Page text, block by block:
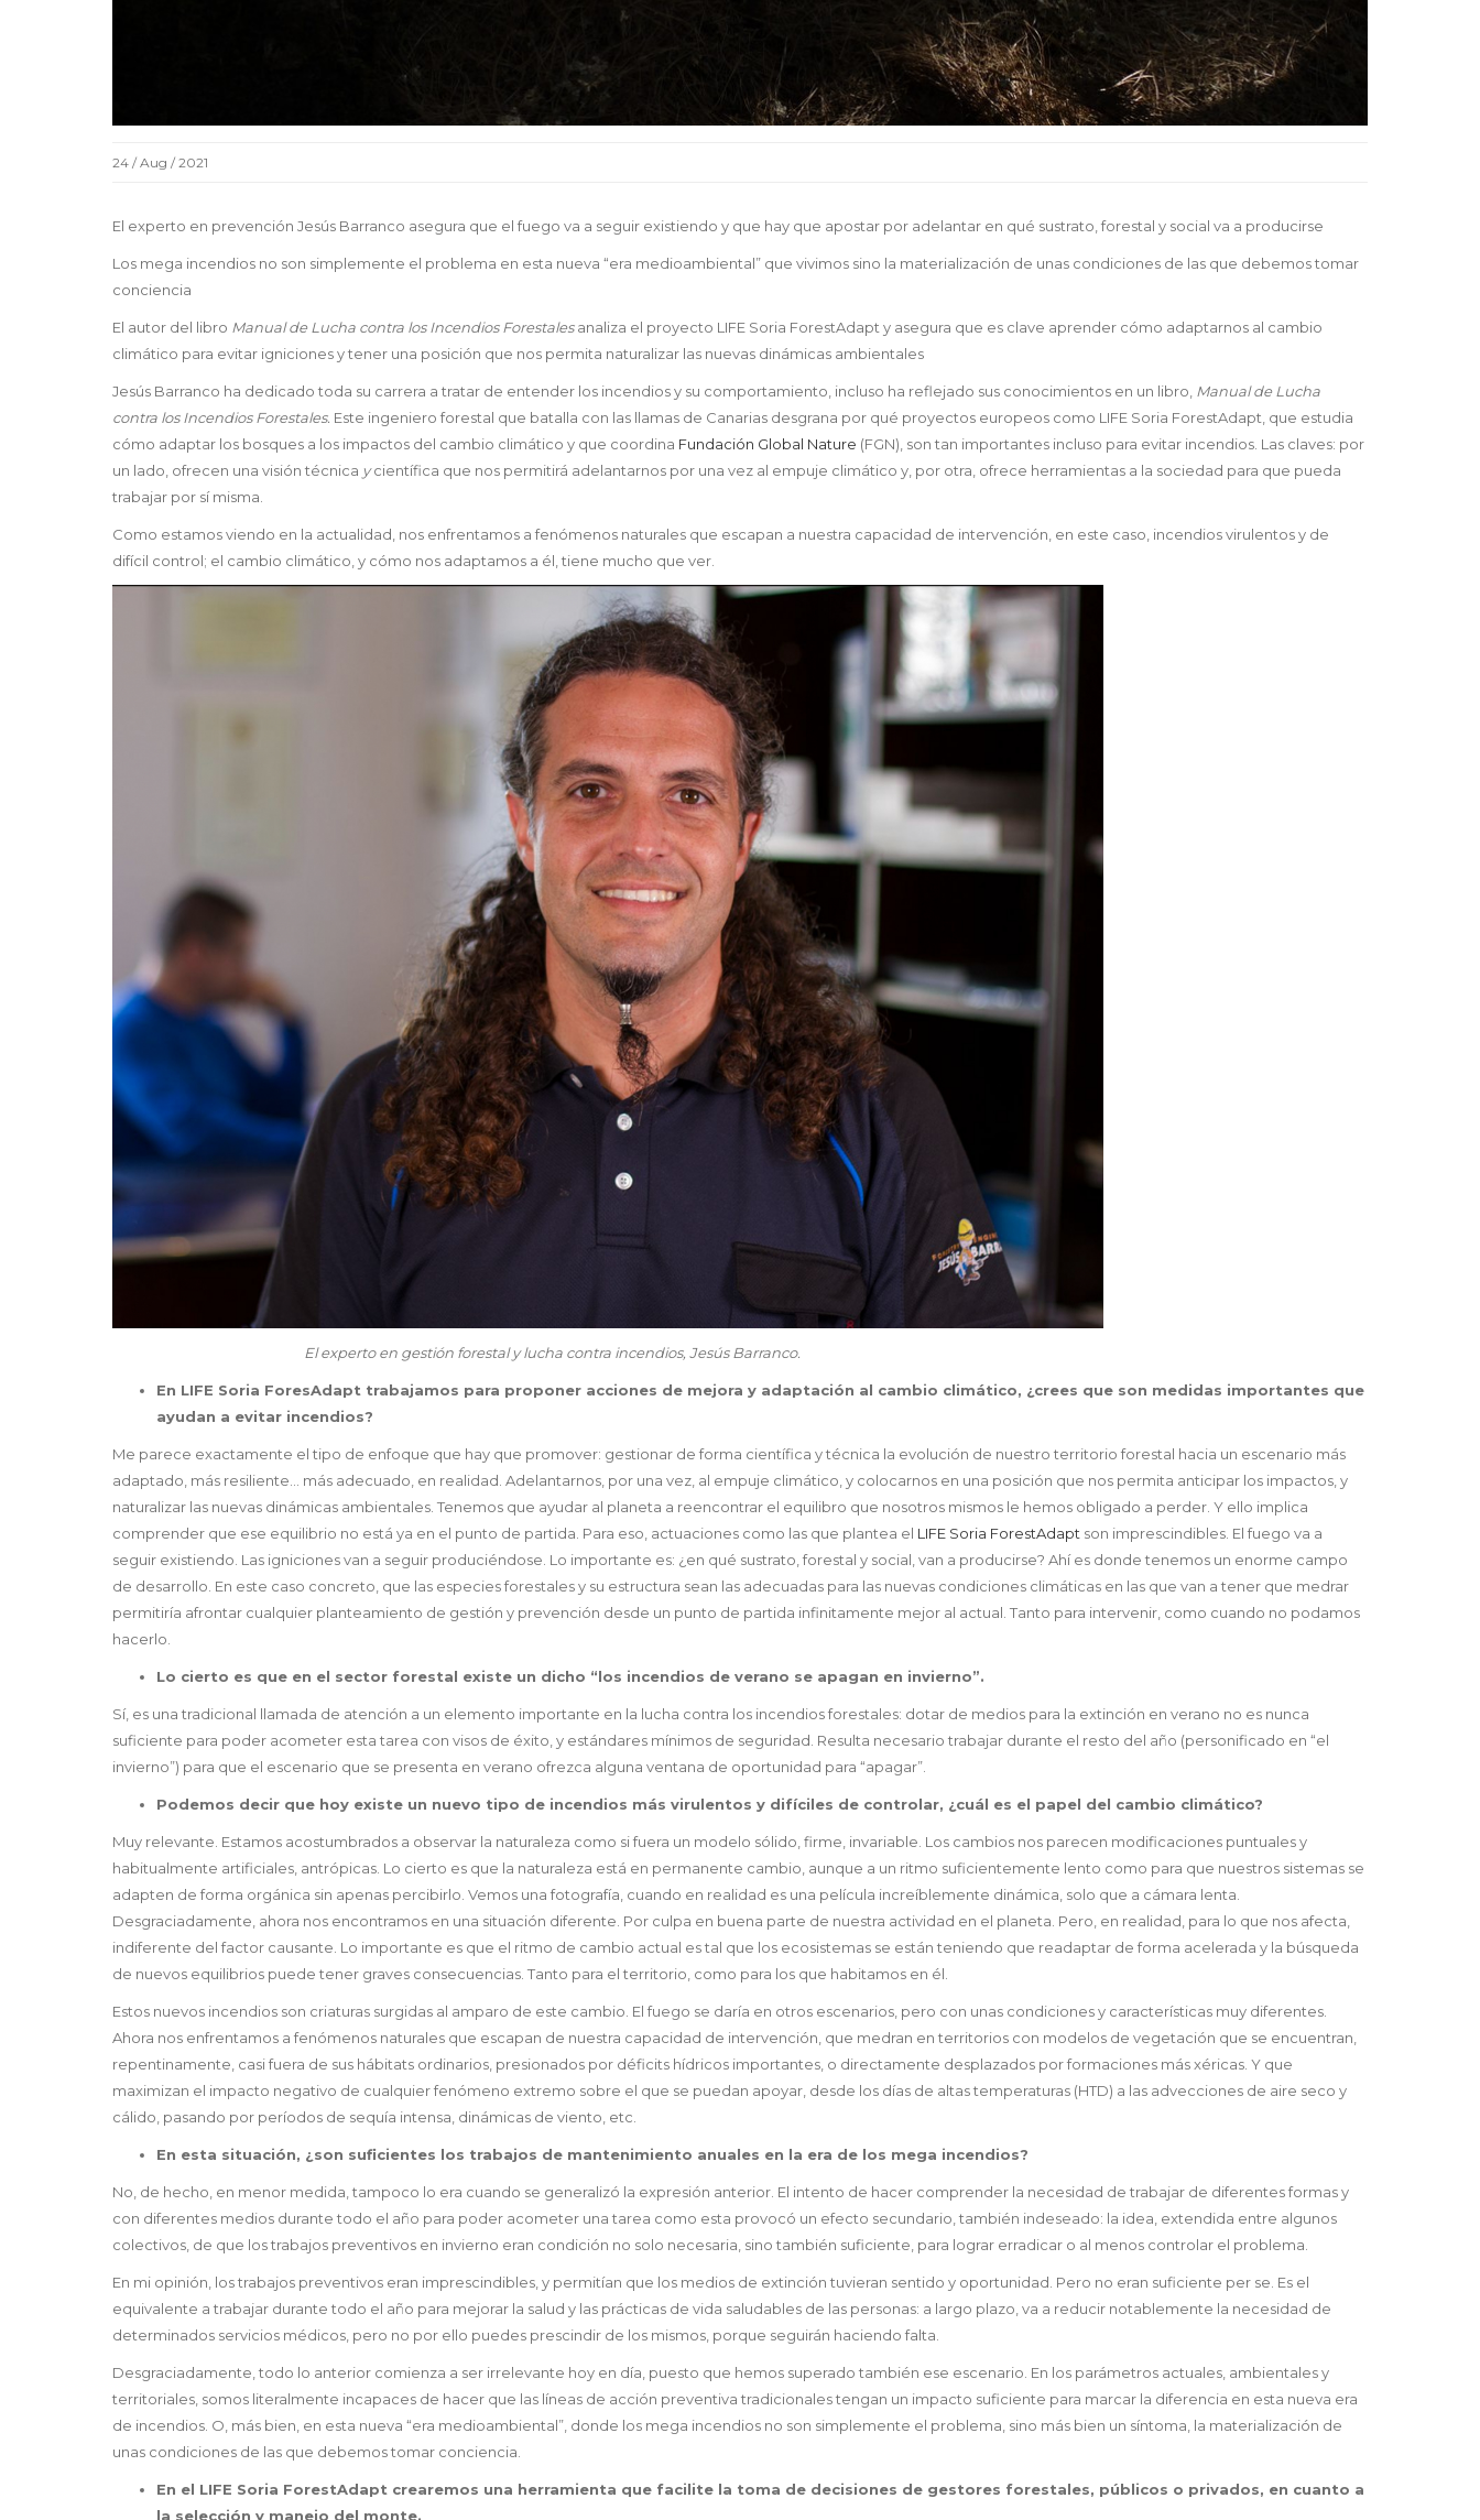
24 / Aug / 2021
El experto en prevención Jesús Barranco asegura que el fuego va a seguir existiendo y que hay que apostar por adelantar en qué sustrato, forestal y social va a producirse
Los mega incendios no son simplemente el problema en esta nueva “era medioambiental” que vivimos sino la materialización de unas condiciones de las que debemos tomar
conciencia
El autor del libro Manual de Lucha contra los Incendios Forestalesanaliza el proyecto LIFE Soria ForestAdapt y asegura que es clave aprender cómo adaptarnos al cambio
climático para evitar igniciones y tener una posición que nos permita naturalizar las nuevas dinámicas ambientales
Jesús Barranco ha dedicado toda su carrera a tratar de entender los incendios y su comportamiento, incluso ha reflejado sus conocimientos en un libro, Manual de Lucha
contra los Incendios Forestales. Este ingeniero forestal que batalla con las llamas de Canarias desgrana por qué proyectos europeos como LIFE Soria ForestAdapt, que estudia
cómo adaptar los bosques a los impactos del cambio climático y que coordina Fundación Global Nature (FGN), son tan importantes incluso para evitar incendios. Las claves: por
un lado, ofrecen una visión técnica ycientífica que nos permitirá adelantarnos por una vez al empuje climático y, por otra, ofrece herramientas a la sociedad para que pueda
trabajar por sí misma.
Como estamos viendo en la actualidad, nos enfrentamos a fenómenos naturales que escapan a nuestra capacidad de intervención, en este caso, incendios virulentos y de
difícil control; el cambio climático, y cómo nos adaptamos a él, tiene mucho que ver.
El experto en gestión forestal y lucha contra incendios, Jesús Barranco.
En LIFE Soria ForesAdapt trabajamos para proponer acciones de mejora y adaptación al cambio climático, ¿crees que son medidas importantes que
ayudan a evitar incendios?
Me parece exactamente el tipo de enfoque que hay que promover: gestionar de forma científica y técnica la evolución de nuestro territorio forestal hacia un escenario más
adaptado, más resiliente… más adecuado, en realidad. Adelantarnos, por una vez, al empuje climático, y colocarnos en una posición que nos permita anticipar los impactos, y
naturalizar las nuevas dinámicas ambientales. Tenemos que ayudar al planeta a reencontrar el equilibro que nosotros mismos le hemos obligado a perder. Y ello implica
comprender que ese equilibrio no está ya en el punto de partida. Para eso, actuaciones como las que plantea el LIFE Soria ForestAdapt son imprescindibles. El fuego va a
seguir existiendo. Las igniciones van a seguir produciéndose. Lo importante es: ¿en qué sustrato, forestal y social, van a producirse? Ahí es donde tenemos un enorme campo
de desarrollo. En este caso concreto, que las especies forestales y su estructura sean las adecuadas para las nuevas condiciones climáticas en las que van a tener que medrar
permitiría afrontar cualquier planteamiento de gestión y prevención desde un punto de partida infinitamente mejor al actual. Tanto para intervenir, como cuando no podamos
hacerlo.
Lo cierto es que en el sector forestal existe un dicho “los incendios de verano se apagan en invierno”.
Sí, es una tradicional llamada de atención a un elemento importante en la lucha contra los incendios forestales: dotar de medios para la extinción en verano no es nunca
suficiente para poder acometer esta tarea con visos de éxito, y estándares mínimos de seguridad. Resulta necesario trabajar durante el resto del año (personificado en “el
invierno”) para que el escenario que se presenta en verano ofrezca alguna ventana de oportunidad para “apagar”.
Podemos decir que hoy existe un nuevo tipo de incendios más virulentos y difíciles de controlar, ¿cuál es el papel del cambio climático?
Muy relevante. Estamos acostumbrados a observar la naturaleza como si fuera un modelo sólido, firme, invariable. Los cambios nos parecen modificaciones puntuales y
habitualmente artificiales, antrópicas. Lo cierto es que la naturaleza está en permanente cambio, aunque a un ritmo suficientemente lento como para que nuestros sistemas se
adapten de forma orgánica sin apenas percibirlo. Vemos una fotografía, cuando en realidad es una película increíblemente dinámica, solo que a cámara lenta.
Desgraciadamente, ahora nos encontramos en una situación diferente. Por culpa en buena parte de nuestra actividad en el planeta. Pero, en realidad, para lo que nos afecta,
indiferente del factor causante. Lo importante es que el ritmo de cambio actual es tal que los ecosistemas se están teniendo que readaptar de forma acelerada y la búsqueda
de nuevos equilibrios puede tener graves consecuencias. Tanto para el territorio, como para los que habitamos en él.
Estos nuevos incendios son criaturas surgidas al amparo de este cambio. El fuego se daría en otros escenarios, pero con unas condiciones y características muy diferentes.
Ahora nos enfrentamos a fenómenos naturales que escapan de nuestra capacidad de intervención, que medran en territorios con modelos de vegetación que se encuentran,
repentinamente, casi fuera de sus hábitats ordinarios, presionados por déficits hídricos importantes, o directamente desplazados por formaciones más xéricas. Y que
maximizan el impacto negativo de cualquier fenómeno extremo sobre el que se puedan apoyar, desde los días de altas temperaturas (HTD) a las advecciones de aire seco y
cálido, pasando por períodos de sequía intensa, dinámicas de viento, etc.
En esta situación, ¿son suficientes los trabajos de mantenimiento anuales en la era de los mega incendios?
No, de hecho, en menor medida, tampoco lo era cuando se generalizó la expresión anterior. El intento de hacer comprender la necesidad de trabajar de diferentes formas y
con diferentes medios durante todo el año para poder acometer una tarea como esta provocó un efecto secundario, también indeseado: la idea, extendida entre algunos
colectivos, de que los trabajos preventivos en invierno eran condición no solo necesaria, sino también suficiente, para lograr erradicar o al menos controlar el problema.
En mi opinión, los trabajos preventivos eran imprescindibles, y permitían que los medios de extinción tuvieran sentido y oportunidad. Pero no eran suficiente per se. Es el
equivalente a trabajar durante todo el año para mejorar la salud y las prácticas de vida saludables de las personas: a largo plazo, va a reducir notablemente la necesidad de
determinados servicios médicos, pero no por ello puedes prescindir de los mismos, porque seguirán haciendo falta.
Desgraciadamente, todo lo anterior comienza a ser irrelevante hoy en día, puesto que hemos superado también ese escenario. En los parámetros actuales, ambientales y
territoriales, somos literalmente incapaces de hacer que las líneas de acción preventiva tradicionales tengan un impacto suficiente para marcar la diferencia en esta nueva era
de incendios. O, más bien, en esta nueva “era medioambiental”, donde los mega incendios no son simplemente el problema, sino más bien un síntoma, la materialización de
unas condiciones de las que debemos tomar conciencia.
En el LIFE Soria ForestAdapt crearemos una herramienta que facilite la toma de decisiones de gestores forestales, públicos o privados, en cuanto a
la selección y manejo del monte.